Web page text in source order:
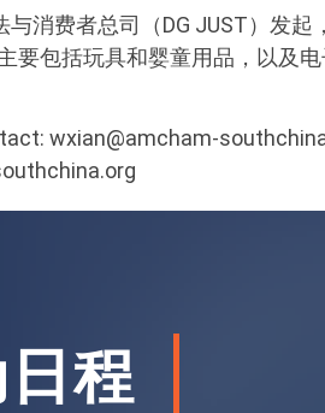
消费者总司（DG JUST）发
包括玩具和婴童用品，以及电
wxian@amcham-
程